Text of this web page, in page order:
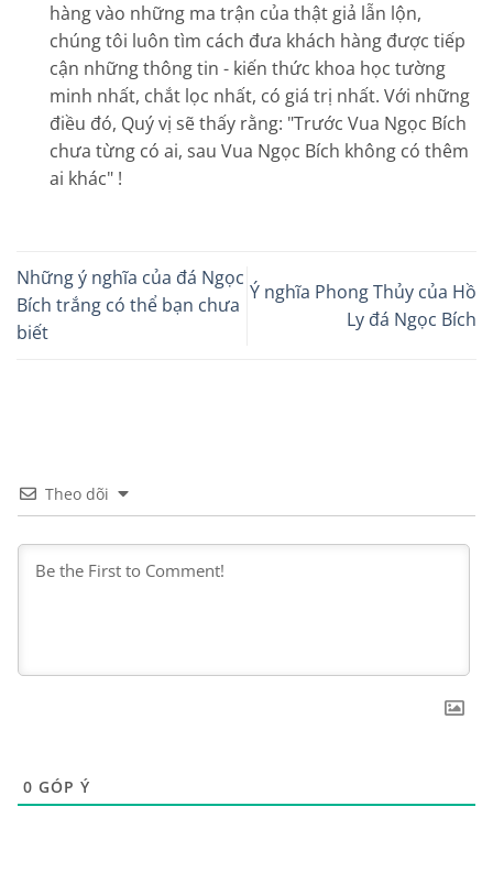
hàng vào những ma trận của thật giả lẫn lộn,
chúng tôi luôn tìm cách đưa khách hàng được tiếp
cận những thông tin - kiến thức khoa học tường
minh nhất, chắt lọc nhất, có giá trị nhất. Với những
điều đó, Quý vị sẽ thấy rằng: "Trước Vua Ngọc Bích
chưa từng có ai, sau Vua Ngọc Bích không có thêm
ai khác" !
Những ý nghĩa của đá Ngọc
Bích trắng có thể bạn chưa
biết
Ý nghĩa Phong Thủy của Hồ
Ly đá Ngọc Bích
Theo dõi
0 GÓP Ý